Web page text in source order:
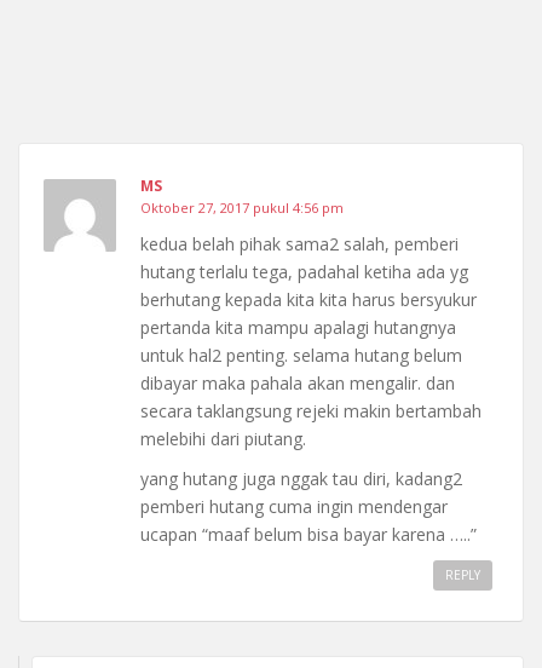
MS
Oktober 27, 2017 pukul 4:56 pm
kedua belah pihak sama2 salah, pemberi
hutang terlalu tega, padahal ketiha ada yg
berhutang kepada kita kita harus bersyukur
pertanda kita mampu apalagi hutangnya
untuk hal2 penting. selama hutang belum
dibayar maka pahala akan mengalir. dan
secara taklangsung rejeki makin bertambah
melebihi dari piutang.
yang hutang juga nggak tau diri, kadang2
pemberi hutang cuma ingin mendengar
ucapan “maaf belum bisa bayar karena …..”
REPLY